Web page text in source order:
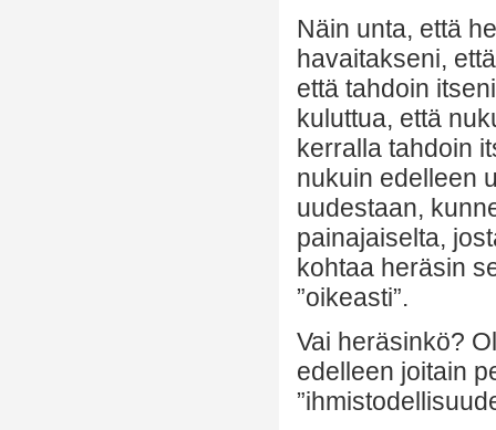
Näin unta, että
havaitakseni,
että tahdoin
kuluttua, että
kerralla tahdoin
nukuin edelleen
uudestaan,
painajaiselta,
kohtaa heräsin
”oikeasti”.
Vai heräsinkö?
edelleen joitain